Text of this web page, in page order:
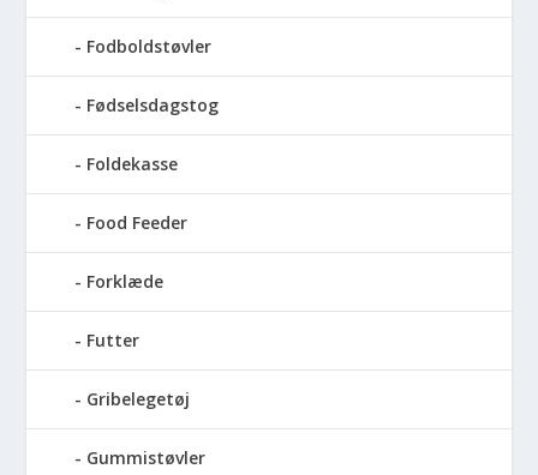
Fodboldstøvler
Fødselsdagstog
Foldekasse
Food Feeder
Forklæde
Futter
Gribelegetøj
Gummistøvler